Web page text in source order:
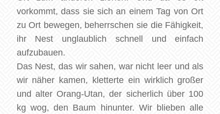
vorkommt, dass sie sich an einem Tag von Ort
zu Ort bewegen, beherrschen sie die Fähigkeit,
ihr Nest unglaublich schnell und einfach
aufzubauen.
Das Nest, das wir sahen, war nicht leer und als
wir näher kamen, kletterte ein wirklich großer
und alter Orang-Utan, der sicherlich über 100
kg wog, den Baum hinunter. Wir blieben alle